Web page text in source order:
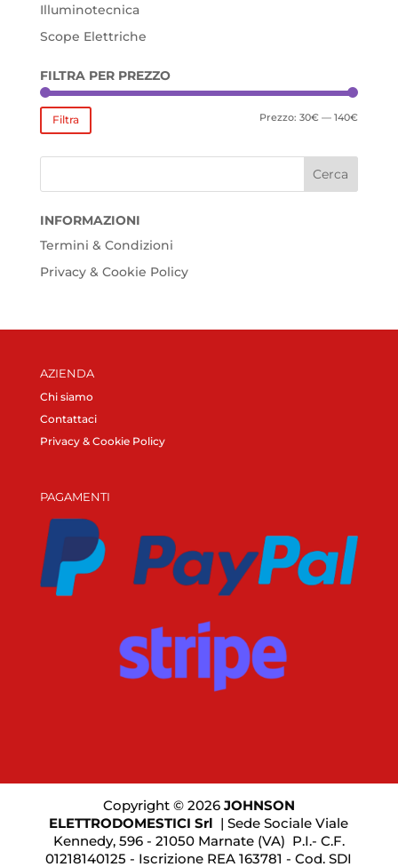
Illuminotecnica
Scope Elettriche
FILTRA PER PREZZO
Prezzo
Prezzo
Filtra Prezzo:30€ —140€
INFORMAZIONI
Termini & Condizioni
Privacy & Cookie Policy
AZIENDA
Chi siamo
Contattaci
Privacy & Cookie Policy
PAGAMENTI
Copyright © 2026 JOHNSON
ELETTRODOMESTICI Srl | Sede Sociale Viale
Kennedy, 596 - 21050 Marnate (VA) P.I.- C.F.
01218140125 - Iscrizione REA 163781 - Cod. SDI